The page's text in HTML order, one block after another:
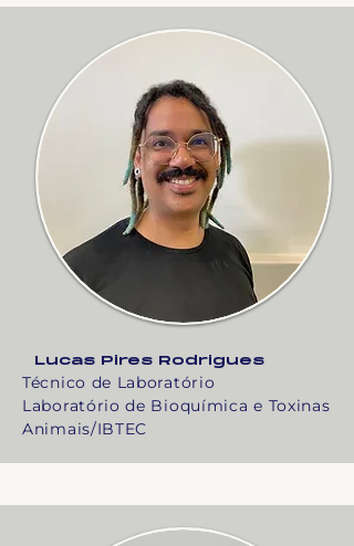
Lucas Pires Rodrigues
Técnico de Laboratório
Laboratório de Bioquímica e Toxinas
Animais/IBTEC